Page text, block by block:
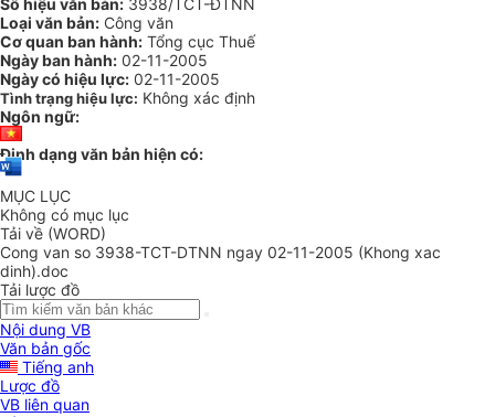
Số hiệu văn bản: 3938/TCT-ĐTNN
Loại văn bản: Công văn
Cơ quan ban hành: Tổng cục Thuế
Ngày ban hành: 02-11-2005
Ngày có hiệu lực: 02-11-2005
Tình trạng hiệu lực: Không xác định
Ngôn ngữ:
Định dạng văn bản hiện có:
MỤC LỤC
Không có mục lục
Tải về (WORD)
Cong van so 3938-TCT-DTNN ngay 02-11-2005 (Khong xac
dinh).doc
Tải lược đồ
Nội dung VB
Văn bản gốc
Tiếng anh
Lược đồ
VB liên quan